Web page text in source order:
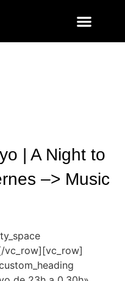
| A Night to
–> Music
vc_row][vc_row]